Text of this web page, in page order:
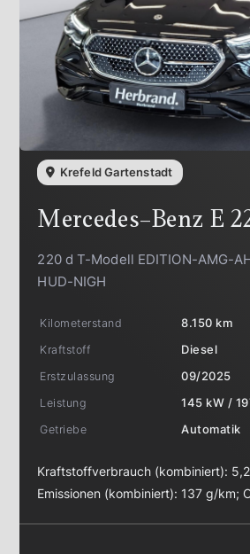
Krefeld Gartenstadt
Mercedes-Benz E
220 d T-Modell EDITION-AMG-
HUD-NIGH
Kilometerstand
8.150 km
Kraftstoff
Diesel
Erstzulassung
09/2025
Leistung
145 kW /
Getriebe
Automatik
Kraftstoffverbrauch (kombiniert):
Emissionen (kombiniert): 137 g/km;